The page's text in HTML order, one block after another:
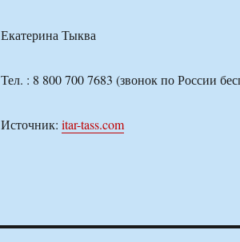
Екатерина Тыква
Тел. : 8 800 700 7683 (звонок по России
Источник: itar-tass.com